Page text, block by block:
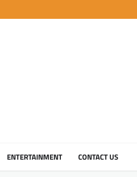
ENTERTAINMENT CONTACT US